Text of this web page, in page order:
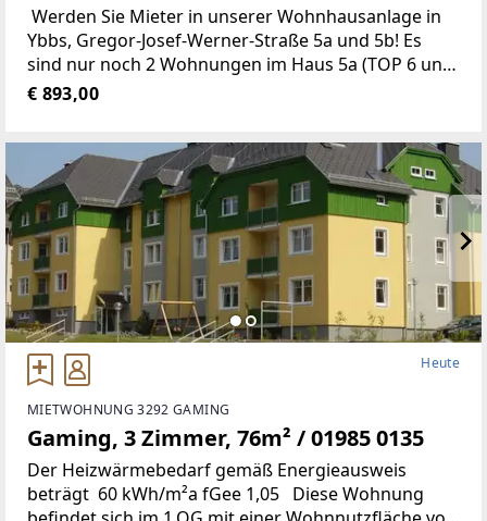
Werden Sie Mieter in unserer Wohnhausanlage in
Ybbs, Gregor-Josef-Werner-Straße 5a und 5b! Es
sind nur noch 2 Wohnungen im Haus 5a (TOP 6 und
TOP 7) verfügbar! Der Heizwärmebedarf gemäß
€ 893,00
Heute
MIETWOHNUNG 3292 GAMING
Gaming, 3 Zimmer, 76m² / 01985 0135
Der Heizwärmebedarf gemäß Energieausweis
beträgt 60 kWh/m²a fGee 1,05 Diese Wohnung